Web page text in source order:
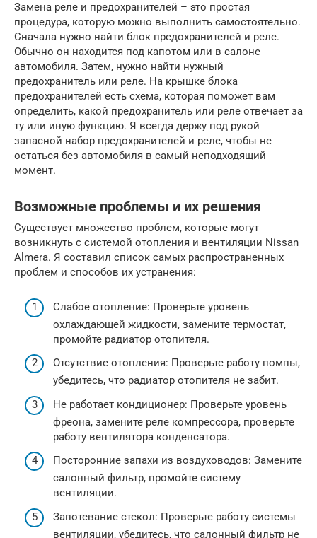
Замена реле и предохранителей – это простая
процедура, которую можно выполнить самостоятельно.
Сначала нужно найти блок предохранителей и реле.
Обычно он находится под капотом или в салоне
автомобиля. Затем, нужно найти нужный
предохранитель или реле. На крышке блока
предохранителей есть схема, которая поможет вам
определить, какой предохранитель или реле отвечает за
ту или иную функцию. Я всегда держу под рукой
запасной набор предохранителей и реле, чтобы не
остаться без автомобиля в самый неподходящий
момент.
Возможные проблемы и их решения
Существует множество проблем, которые могут
возникнуть с системой отопления и вентиляции Nissan
Almera. Я составил список самых распространенных
проблем и способов их устранения:
Слабое отопление: Проверьте уровень
охлаждающей жидкости, замените термостат,
промойте радиатор отопителя.
Отсутствие отопления: Проверьте работу помпы,
убедитесь, что радиатор отопителя не забит.
Не работает кондиционер: Проверьте уровень
фреона, замените реле компрессора, проверьте
работу вентилятора конденсатора.
Посторонние запахи из воздуховодов: Замените
салонный фильтр, промойте систему
вентиляции.
Запотевание стекол: Проверьте работу системы
вентиляции, убедитесь, что салонный фильтр не